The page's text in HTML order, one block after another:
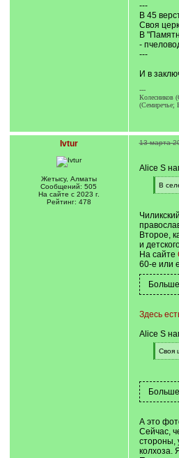
---
В 45
Своя
В
-
---
И в
---
Колесников
(Семиречье;
Ivtur
Жетысу, Алматы
Сообщений: 505
На сайте с 2023 г.
Рейтинг: 478
13 марта
Alice S
[
q
В
[
]
Второе,
и
На сайте
60-е или
Здесь
Alice S
[
q
Своя
[
]
А это
Сейчас,
стороны,
колхоза.